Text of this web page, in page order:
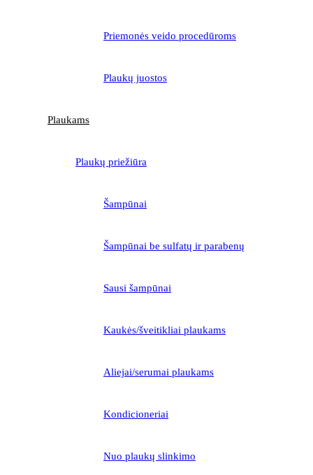
Priemonės veido procedūroms
Plaukų juostos
Plaukams
Plaukų priežiūra
Šampūnai
Šampūnai be sulfatų ir parabenų
Sausi šampūnai
Kaukės/šveitikliai plaukams
Aliejai/serumai plaukams
Kondicioneriai
Nuo plaukų slinkimo